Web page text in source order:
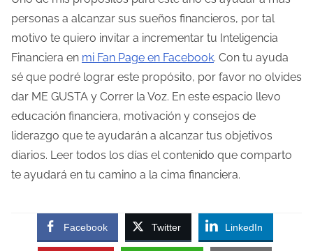
personas a alcanzar sus sueños financieros, por tal
motivo te quiero invitar a incrementar tu Inteligencia
Financiera en mi Fan Page en Facebook. Con tu ayuda
sé que podré lograr este propósito, por favor no olvides
dar ME GUSTA y Correr la Voz. En este espacio llevo
educación financiera, motivación y consejos de
liderazgo que te ayudarán a alcanzar tus objetivos
diarios. Leer todos los días el contenido que comparto
te ayudará en tu camino a la cima financiera.
Facebook Twitter LinkedIn